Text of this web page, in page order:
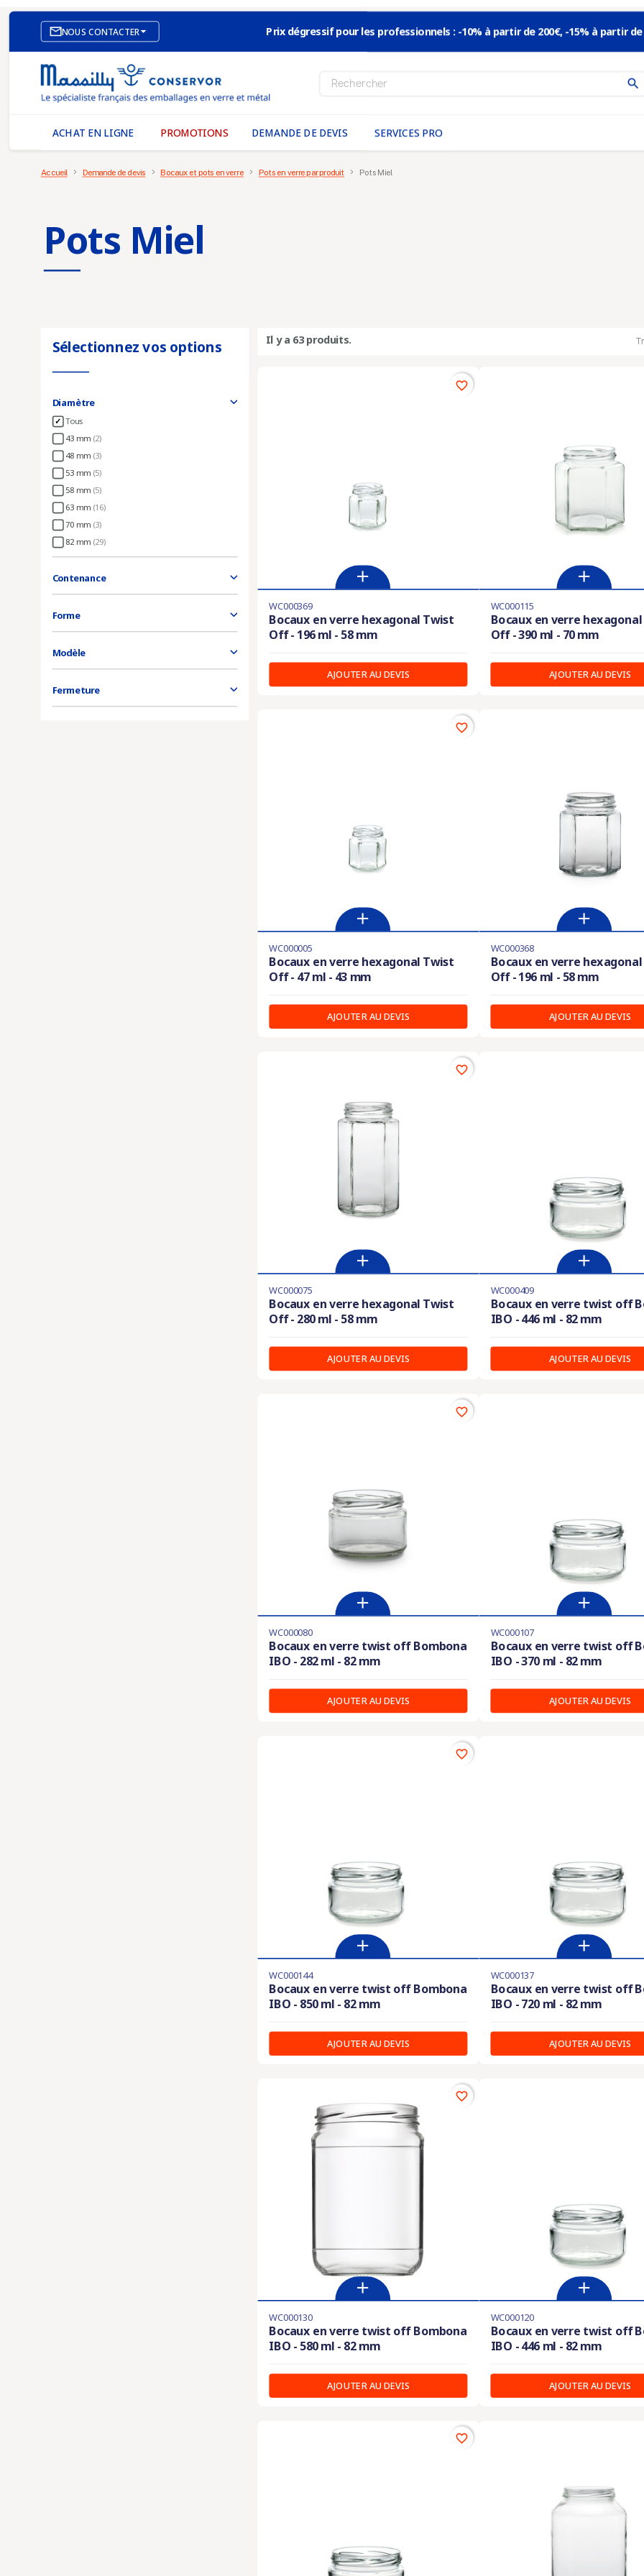
NOUS CONTACTER
SITE E-COMMERCE
NOS AGENCES
MASSILLY CONSERVOR
Prix dégressif pour les professionnels : -10% à partir de 200€, -15% à partir de
search
ACHAT EN LIGNE PROMOTIONS DEMANDE DE DEVIS SERVICES PRO
Accueil Demande de devis Bocaux et pots en verre Pots en verre par produit Pots Miel
Pots Miel
Sélectionnez vos options
Diamètre
Tous
43 mm (2)
48 mm (3)
53 mm (5)
58 mm (5)
63 mm (16)
70 mm (3)
82 mm (29)
Contenance
Forme
Modèle
Fermeture
Il y a 63 produits.
WC000369
Bocaux en verre hexagonal Twist
Off - 196 ml - 58 mm
AJOUTER AU DEVIS
favorite_border
WC000115
Bocaux en verre
Off - 390 ml - 70 mm
AJOUTER AU DEVIS
WC000005
Bocaux en verre hexagonal Twist
Off - 47 ml - 43 mm
AJOUTER AU DEVIS
favorite_border
WC000368
Bocaux en verre
Off - 196 ml - 58 mm
AJOUTER AU DEVIS
WC000075
Bocaux en verre hexagonal Twist
Off - 280 ml - 58 mm
AJOUTER AU DEVIS
favorite_border
WC000409
Bocaux en verre twist off
IBO - 446 ml - 82 mm
AJOUTER AU DEVIS
WC000080
Bocaux en verre twist off Bombona
IBO - 282 ml - 82 mm
AJOUTER AU DEVIS
favorite_border
WC000107
Bocaux en verre twist off
IBO - 370 ml - 82 mm
AJOUTER AU DEVIS
WC000144
Bocaux en verre twist off Bombona
IBO - 850 ml - 82 mm
AJOUTER AU DEVIS
favorite_border
WC000137
Bocaux en verre twist off
IBO - 720 ml - 82 mm
AJOUTER AU DEVIS
WC000130
Bocaux en verre twist off Bombona
IBO - 580 ml - 82 mm
AJOUTER AU DEVIS
favorite_border
WC000120
Bocaux en verre twist off
IBO - 446 ml - 82 mm
AJOUTER AU DEVIS
favorite_border